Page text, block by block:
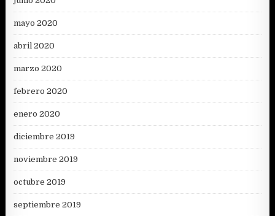
mayo 2020
abril 2020
marzo 2020
febrero 2020
enero 2020
diciembre 2019
noviembre 2019
octubre 2019
septiembre 2019